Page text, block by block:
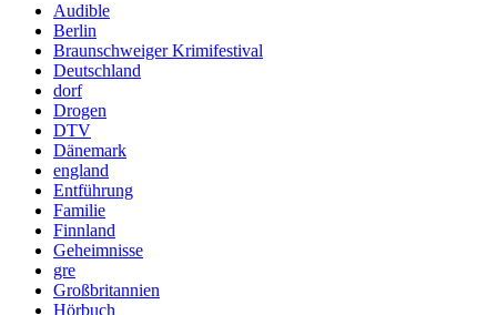
Audible
Berlin
Braunschweiger Krimifestival
Deutschland
dorf
Drogen
DTV
Dänemark
england
Entführung
Familie
Finnland
Geheimnisse
gre
Großbritannien
Hörbuch